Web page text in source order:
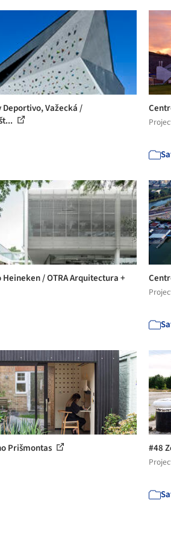
Važecká /
/ OTRA Arquitectura +
Prišmontas #48